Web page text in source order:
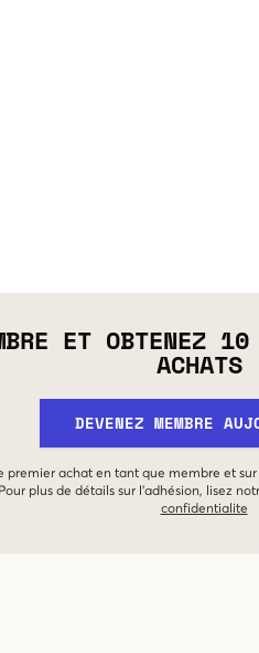
ET OBTENEZ
DEVENEZ MEMBRE
premier achat en tant que membre et
plus de détails sur l'adhésion, lisez
confidentialite